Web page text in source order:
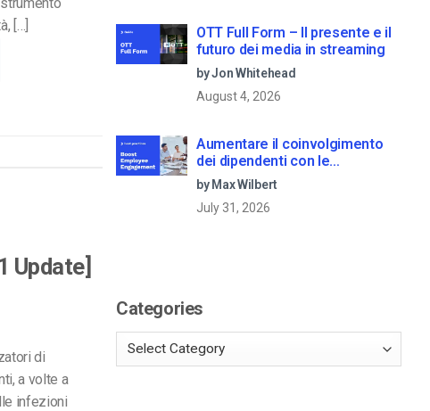
[…]
Update]
di
a volte a
infezioni
OTT Full Form – Il presente e il
futuro dei media in streaming
by Jon Whitehead
August 4, 2026
Aumentare il coinvolgimento
dei dipendenti con le
comunicazioni aziendali in live
streaming
by Max Wilbert
July 31, 2026
Categories